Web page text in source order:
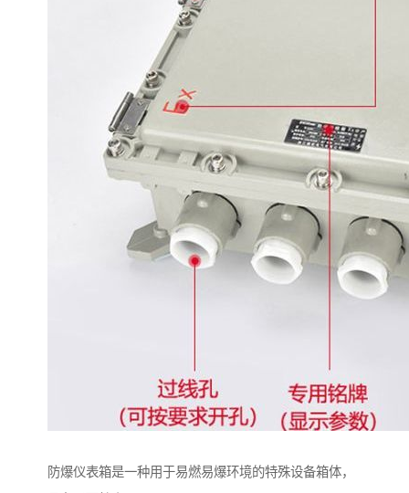
防爆仪表箱是一种用于易燃易爆环境的特殊设备箱体，